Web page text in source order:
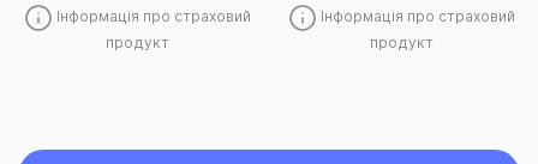
Інформація про страховий
продукт
Інформація про страховий
продукт